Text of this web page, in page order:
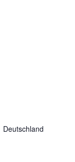
Deutschland